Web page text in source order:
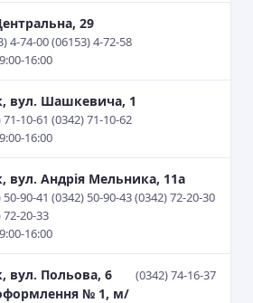
29
4-74-00 (06153) 4-72-58
16:00
вул. Шашкевича, 1
10-61 (0342) 71-10-62
16:00
вул. Андрія Мельника, 11а
90-41 (0342) 50-90-43 (0342) 72-20-30
72-20-33
16:00
вул. Польова, 6
№ 1, м/
(0342) 74-16-37